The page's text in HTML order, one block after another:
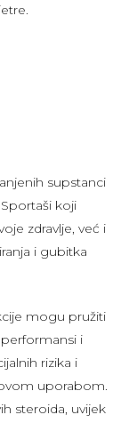
supstanci
koji
zdravlje, već i
i gubitka
mogu pružiti
i
rizika i
uporabom.
steroida, uvijek